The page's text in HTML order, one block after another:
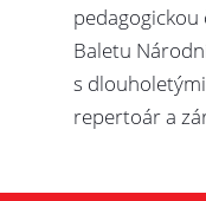
pedagogickou
Baletu
s
repertoár a